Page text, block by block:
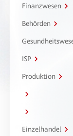
Finanzwesen
Behörden
ISP
Produktion
Einzelhandel